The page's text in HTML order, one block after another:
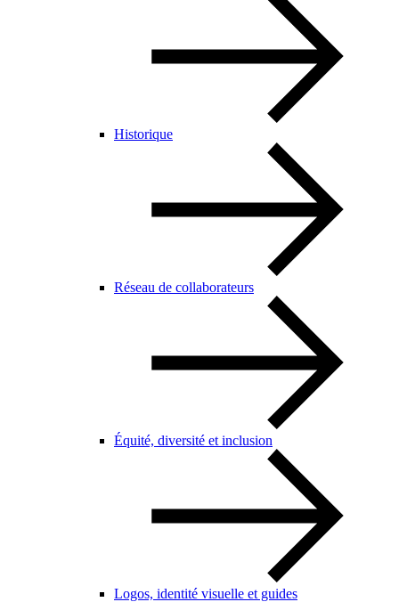
Historique
Réseau de collaborateurs
Équité, diversité et inclusion
Logos, identité visuelle et guides